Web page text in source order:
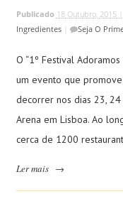
Publicado 18 Outubro, 2015 |
Ingredientes| Seja O
O “1º Festival
um evento que
decorrer nos dias 23,
Arena em Lisboa. Ao
cerca de 1200
Ler mais →